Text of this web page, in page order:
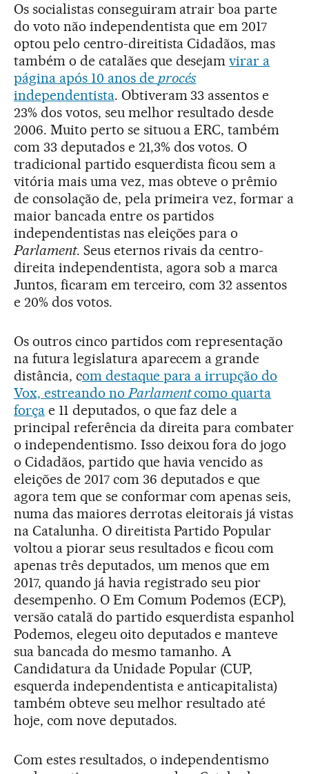
Os socialistas conseguiram atrair boa parte
do voto não independentista que em 2017
optou pelo centro-direitista Cidadãos, mas
também o de catalães que desejamvirar a
página após 10 anos de procés
independentista. Obtiveram 33 assentos e
23% dos votos, seu melhor resultado desde
2006. Muito perto se situou a ERC, também
com 33 deputados e 21,3% dos votos. O
tradicional partido esquerdista ficou sem a
vitória mais uma vez, mas obteve o prêmio
de consolação de, pela primeira vez, formar a
maior bancada entre os partidos
independentistas nas eleições para o
Parlament. Seus eternos rivais da centro-
direita independentista, agora sob a marca
Juntos, ficaram em terceiro, com 32 assentos
e 20% dos votos.
Os outros cinco partidos com representação
na futura legislatura aparecem a grande
distância, com destaque para a irrupção do
Vox, estreando noParlamentcomo quarta
forçae 11 deputados, o que faz dele a
principal referência da direita para combater
o independentismo. Isso deixou fora do jogo
o Cidadãos, partido que havia vencido as
eleições de 2017 com 36 deputados e que
agora tem que se conformar com apenas seis,
numa das maiores derrotas eleitorais já vistas
na Catalunha. O direitista Partido Popular
voltou a piorar seus resultados e ficou com
apenas três deputados, um menos que em
2017, quando já havia registrado seu pior
desempenho. O Em Comum Podemos (ECP),
versão catalã do partido esquerdista espanhol
Podemos, elegeu oito deputados e manteve
sua bancada do mesmo tamanho. A
Candidatura da Unidade Popular (CUP,
esquerda independentista e anticapitalista)
também obteve seu melhor resultado até
hoje, com nove deputados.
Com estes resultados, o independentismo